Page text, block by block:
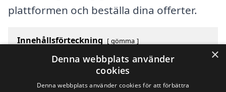
plattformen och beställa dina offerter.
Innehållsförteckning gömma
Översikt över svenska städer som börjar med V
Sök efter en skicklig fönstermålning i andra städer i
×
Denna webbplats använder
cookies
Denna webbplats använder cookies för att förbättra